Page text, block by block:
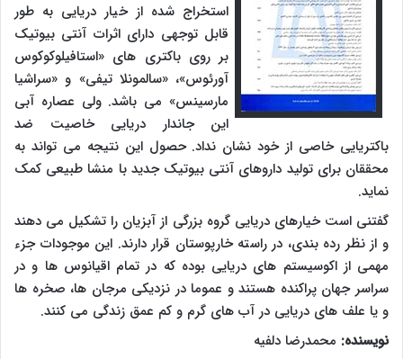
استخراج شده از خیار دریایی به طور
قابل توجهی دارای اثرات آنتی بیوتیک
بر روی باکتری های «استافیلوکوکوس
آورئوس»، «سالمونلا تیفی» و «سراشیا
مارسینس» می باشد. ولی عصاره آبی
این جاندار دریایی خاصیت ضد
باکتریایی خاصی از خود نشان نداد. حصول این نتیجه می تواند به
محققان برای تولید داروهای آنتی بیوتیک جدید با منشا طبیعی کمک
نماید.
گفتنی است خیارهای دریایی گروه بزرگی از آبزیان را تشکیل می دهند
و از نظر رده بندی، در راسته خارپوستان قرار دارند. این موجودات جزء
مهمی از اکوسیستم های دریایی بوده که در تمام اقیانوس ها و در
سراسر جهان پراکنده هستند و عموما در نزدیکی مرجان ها، صخره ها
و یا علف های دریایی در آب های گرم و کم عمق زندگی می کنند.
نویسنده: محمدرضا دلفیه